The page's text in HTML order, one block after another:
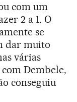
com um
2 a 1. O
se
dar muito
várias
Dembele,
conseguiu